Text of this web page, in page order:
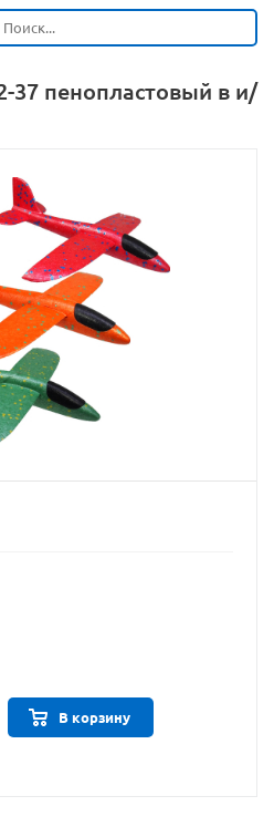
37 пенопластовый в и/
В корзину